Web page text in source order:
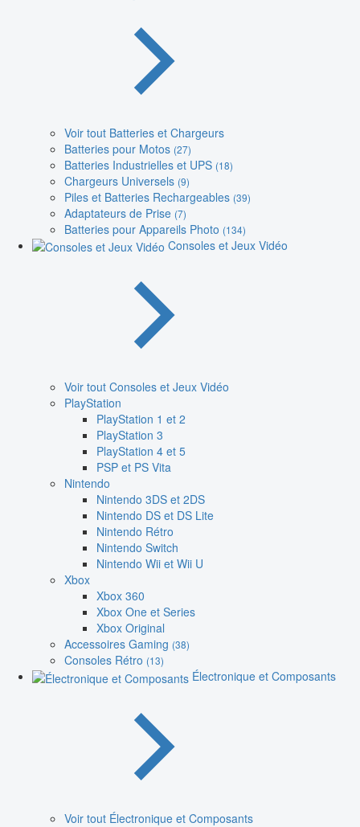
Voir tout Batteries et Chargeurs
Batteries pour Motos (27)
Batteries Industrielles et UPS (18)
Chargeurs Universels (9)
Piles et Batteries Rechargeables (39)
Adaptateurs de Prise (7)
Batteries pour Appareils Photo (134)
Consoles et Jeux Vidéo
Voir tout Consoles et Jeux Vidéo
PlayStation
PlayStation 1 et 2
PlayStation 3
PlayStation 4 et 5
PSP et PS Vita
Nintendo
Nintendo 3DS et 2DS
Nintendo DS et DS Lite
Nintendo Rétro
Nintendo Switch
Nintendo Wii et Wii U
Xbox
Xbox 360
Xbox One et Series
Xbox Original
Accessoires Gaming (38)
Consoles Rétro (13)
Électronique et Composants
Voir tout Électronique et Composants